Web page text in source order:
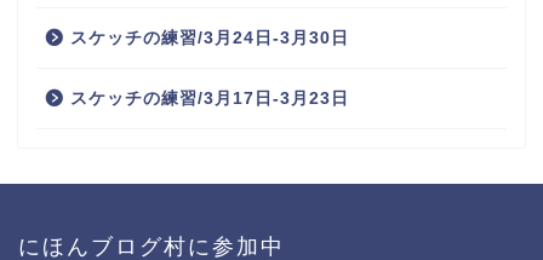
スケッチの練習/3月24日-3月30日
スケッチの練習/3月17日-3月23日
にほんブログ村に参加中